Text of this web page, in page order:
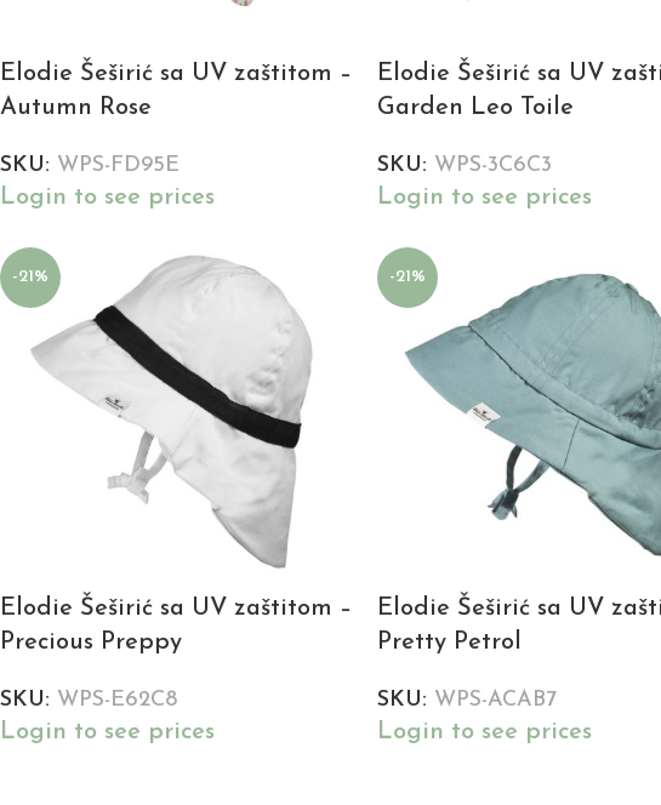
Elodie Šeširić sa UV zaštitom –
Autumn Rose
SKU: WPS-FD95E
Login to see prices
Elodie Šeširić sa UV
Garden Leo Toile
SKU: WPS-3C6C3
Login to see prices
-21%
Elodie Šeširić sa UV zaštitom –
Precious Preppy
SKU: WPS-E62C8
Login to see prices
-21%
Elodie Šeširić sa UV
Pretty Petrol
SKU: WPS-ACAB7
Login to see prices